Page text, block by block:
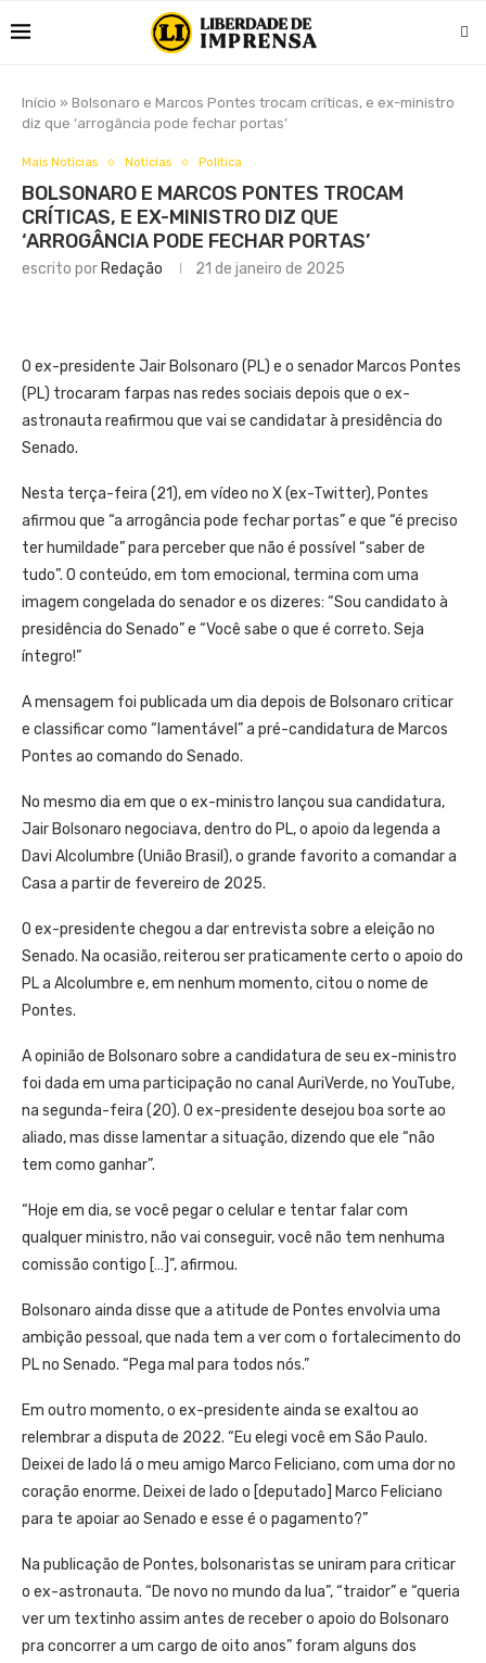
Início » Bolsonaro e Marcos Pontes trocam críticas, e ex-ministro
diz que ‘arrogância pode fechar portas’
Mais Notícias Notícias Política
BOLSONARO E MARCOS PONTES TROCAM
CRÍTICAS, E EX-MINISTRO DIZ QUE
‘ARROGÂNCIA PODE FECHAR PORTAS’
escrito por Redação 21 de janeiro de 2025
O ex-presidente Jair Bolsonaro (PL) e o senador Marcos Pontes
(PL) trocaram farpas nas redes sociais depois que o ex-
astronauta reafirmou que vai se candidatar à presidência do
Senado.
Nesta terça-feira (21), em vídeo no X (ex-Twitter), Pontes
afirmou que “a arrogância pode fechar portas” e que “é preciso
ter humildade” para perceber que não é possível “saber de
tudo”. O conteúdo, em tom emocional, termina com uma
imagem congelada do senador e os dizeres: “Sou candidato à
presidência do Senado” e “Você sabe o que é correto. Seja
íntegro!”
A mensagem foi publicada um dia depois de Bolsonaro criticar
e classificar como “lamentável” a pré-candidatura de Marcos
Pontes ao comando do Senado.
No mesmo dia em que o ex-ministro lançou sua candidatura,
Jair Bolsonaro negociava, dentro do PL, o apoio da legenda a
Davi Alcolumbre (União Brasil), o grande favorito a comandar a
Casa a partir de fevereiro de 2025.
O ex-presidente chegou a dar entrevista sobre a eleição no
Senado. Na ocasião, reiterou ser praticamente certo o apoio do
PL a Alcolumbre e, em nenhum momento, citou o nome de
Pontes.
A opinião de Bolsonaro sobre a candidatura de seu ex-ministro
foi dada em uma participação no canal AuriVerde, no YouTube,
na segunda-feira (20). O ex-presidente desejou boa sorte ao
aliado, mas disse lamentar a situação, dizendo que ele “não
tem como ganhar”.
“Hoje em dia, se você pegar o celular e tentar falar com
qualquer ministro, não vai conseguir, você não tem nenhuma
comissão contigo […]”, afirmou.
Bolsonaro ainda disse que a atitude de Pontes envolvia uma
ambição pessoal, que nada tem a ver com o fortalecimento do
PL no Senado. “Pega mal para todos nós.”
Em outro momento, o ex-presidente ainda se exaltou ao
relembrar a disputa de 2022. “Eu elegi você em São Paulo.
Deixei de lado lá o meu amigo Marco Feliciano, com uma dor no
coração enorme. Deixei de lado o [deputado] Marco Feliciano
para te apoiar ao Senado e esse é o pagamento?”
Na publicação de Pontes, bolsonaristas se uniram para criticar
o ex-astronauta. “De novo no mundo da lua”, “traidor” e “queria
ver um textinho assim antes de receber o apoio do Bolsonaro
pra concorrer a um cargo de oito anos” foram alguns dos